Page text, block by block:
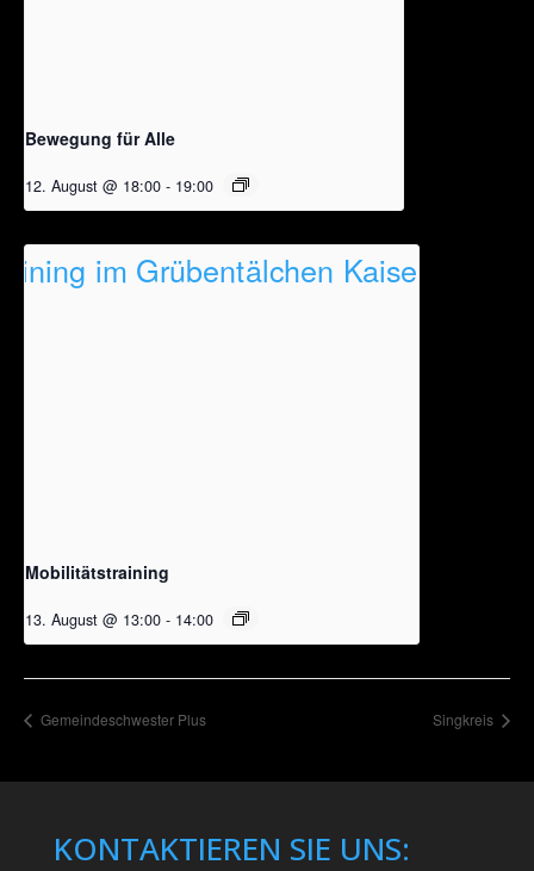
Bewegung für Alle
12. August @ 18:00 - 19:00
Mobilitätstraining
13. August @ 13:00 - 14:00
Gemeindeschwester Plus Singkreis
KONTAKTIEREN SIE UNS: